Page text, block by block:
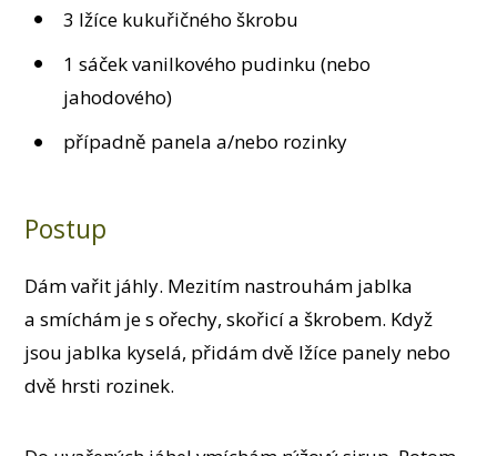
3 lžíce kukuřičného škrobu
1 sáček vanilkového pudinku (nebo
jahodového)
případně panela a/nebo rozinky
Postup
Dám vařit jáhly. Mezitím nastrouhám jablka
a smíchám je s ořechy, skořicí a škrobem. Když
jsou jablka kyselá, přidám dvě lžíce panely nebo
dvě hrsti rozinek.